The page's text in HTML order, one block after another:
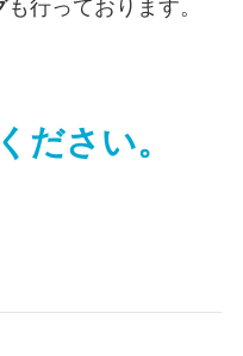
も行っております。
ださい。